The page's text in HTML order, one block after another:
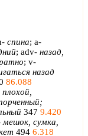
- спина; a-
; adv- назад,
; v-
назад
86.088
плохой,
347 9.420
мешок, сумка,
494 6.318